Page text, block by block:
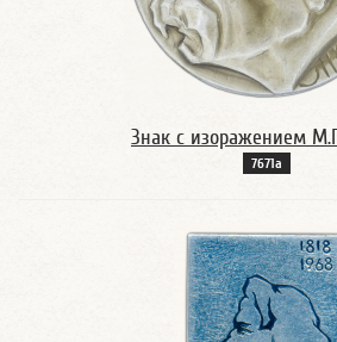
Знак с изоражением
7671а